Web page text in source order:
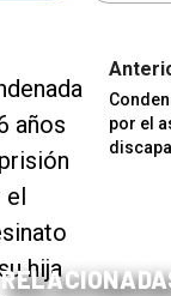
por el